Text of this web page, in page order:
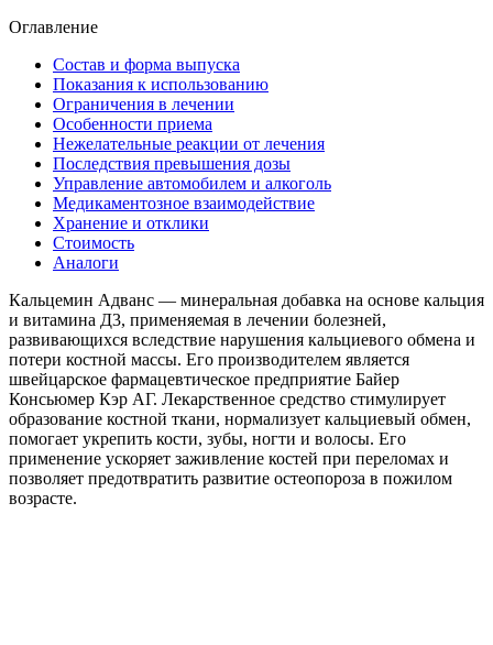
Оглавление
Состав и форма выпуска
Показания к использованию
Ограничения в лечении
Особенности приема
Нежелательные реакции от лечения
Последствия превышения дозы
Управление автомобилем и алкоголь
Медикаментозное взаимодействие
Хранение и отклики
Стоимость
Аналоги
Кальцемин Адванс — минеральная добавка на основе кальция
и витамина Д3, применяемая в лечении болезней,
развивающихся вследствие нарушения кальциевого обмена и
потери костной массы. Его производителем является
швейцарское фармацевтическое предприятие Байер
Консьюмер Кэр АГ. Лекарственное средство стимулирует
образование костной ткани, нормализует кальциевый обмен,
помогает укрепить кости, зубы, ногти и волосы. Его
применение ускоряет заживление костей при переломах и
позволяет предотвратить развитие остеопороза в пожилом
возрасте.